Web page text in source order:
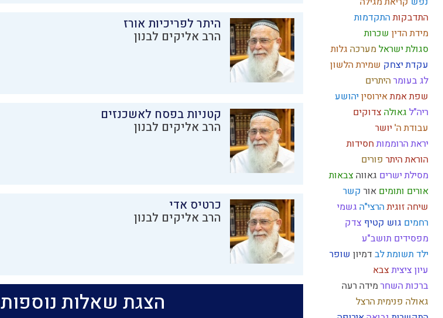
התדבקותהתקדמות
מידת הדין שכרות
סגולת ישראלמערכה גלות
עקדת יצחק שמירת הלשון
לג בעומרהיתרים
שפת אמתאירוסיןיהושע
ריה"ל גאולהצדוקים
עבודת ה'יושר
יראת הרוממותחסידות
הוראת היתר פורים
מסילת ישרים גאווהצבאות
אורים ותומים אור קשר
שיחה זוגיתהרצי"ה גשמי
רחמים גוש קטיף צדק
מפסידים תושב"ע
ילד תשומת לב דמיון שופר
עיון ציציתצבא
ברכות השחרמידה רעה
גאולה פנימיתהרצל
היתר לפריכיות אורז
הרב אליקים לבנון
קטניות בפסח לאשכנזים
הרב אליקים לבנון
כרטיס אדי
הרב אליקים לבנון
הצגת שאלות נוספות